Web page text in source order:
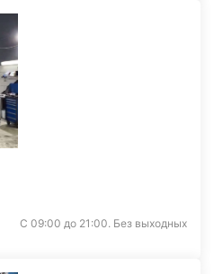
С 09:00 до 21:00. Без выходных